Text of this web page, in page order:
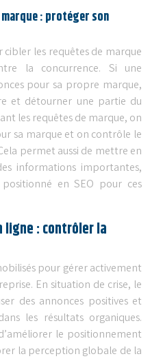
: protéger son
cibler les requêtes de marque
la concurrence. Si une
pour sa propre marque,
et détourner une partie du
les requêtes de marque, on
sa marque et on contrôle le
permet aussi de mettre en
informations importantes,
en SEO pour ces
ligne : contrôler la
pour gérer activement
En situation de crise, le
des annonces positives et
les résultats organiques.
le positionnement
la perception globale de la